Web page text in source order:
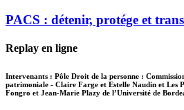
PACS : détenir, protége et
Replay en ligne
Intervenants : Pôle Droit de la personne :
patrimoniale - Claire Farge et Estelle Naudin et Les
Fongro et Jean-Marie Plazy de l’Université de